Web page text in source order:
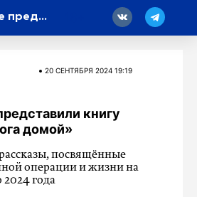
В Петербурге представили книгу «Донбасс. Дорога домой»
20 СЕНТЯБРЯ 2024 19:19
книгу
домой»
посвящённые
операции и жизни на
2024 года